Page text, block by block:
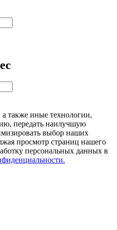
также иные технологии,
передать наилучшую
выбор наших
просмотр страниц нашего
персональных данных в